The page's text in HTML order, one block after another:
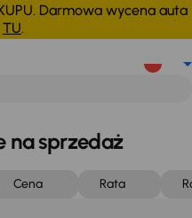
Darmowa wycena auta
TU.
na sprzedaż
Cena Rata